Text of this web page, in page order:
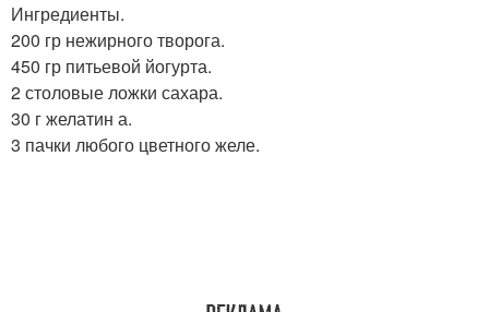
Ингредиенты.
200 гр нежирного творога.
450 гр питьевой йогурта.
2 столовые ложки сахара.
30 г желатин а.
3 пачки любого цветного желе.